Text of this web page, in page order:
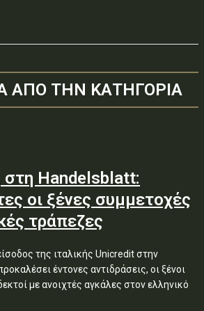
ΑΠΟ ΤΗΝ ΚΑΤΗΓΟΡΙΑ
στη Handelsblatt:
οι ξένες συμμετοχές
τράπεζες
της ιταλικής Unicredit στην
έντονες αντιδράσεις, οι ξένοι
με ανοιχτές αγκάλες στον ελληνικό